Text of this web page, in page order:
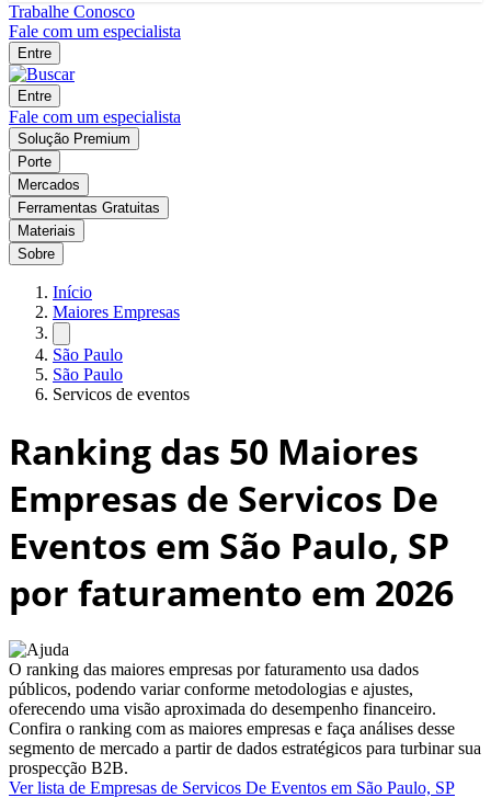
Trabalhe Conosco
Fale com um especialista
Entre
Entre
Fale com um especialista
Solução Premium
Porte
Mercados
Ferramentas Gratuitas
Materiais
Sobre
Início
Maiores Empresas
São Paulo
São Paulo
Servicos de eventos
Ranking das 50 Maiores
Empresas de Servicos De
Eventos em São Paulo, SP
por faturamento em 2026
O ranking das maiores empresas por faturamento usa dados
públicos, podendo variar conforme metodologias e ajustes,
oferecendo uma visão aproximada do desempenho financeiro.
Confira o ranking com as maiores empresas e faça análises desse
segmento de mercado a partir de dados estratégicos para turbinar sua
prospecção B2B.
Ver lista de Empresas de Servicos De Eventos em São Paulo, SP